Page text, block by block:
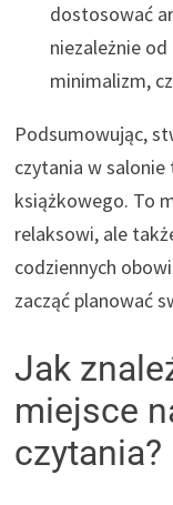
dostosować
niezależnie
minimalizm,
Podsumowując,
czytania w
książkowego. To
relaksowi, ale
codziennych
zacząć planować
Jak
miejsce
czytania?